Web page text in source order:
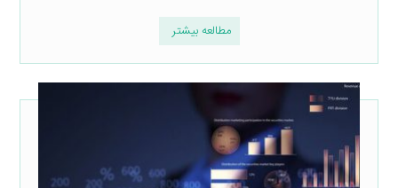
مطالعه بیشتر